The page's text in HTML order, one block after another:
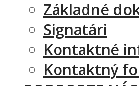
Základné
Signatári
Kontaktné
Kontaktný